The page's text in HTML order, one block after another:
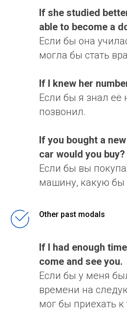
If she studied
able to become a
Если бы она
могла бы стать
If I knew her
Если бы я знал её
позвонил.
If you bought a
car would you buy?
Если бы вы
машину, какую бы
Other past modals
If I had enough
come and see you.
Если бы у меня
времени на
мог бы приехать к